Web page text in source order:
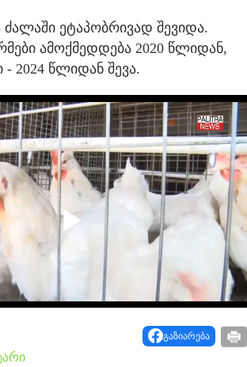
ეტაპობრივად შევიდა.
ამოქმედდება 2020 წლიდან,
2024 წლიდან შევა.
Play
Videoგაზიარება